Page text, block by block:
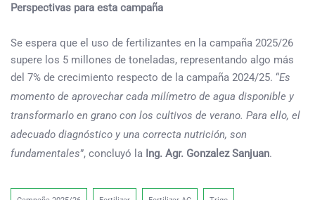
Perspectivas para esta campaña
Se espera que el uso de fertilizantes en la campaña 2025/26
supere los 5 millones de toneladas, representando algo más
del 7% de crecimiento respecto de la campaña 2024/25. “Es
momento de aprovechar cada milímetro de agua disponible y
transformarlo en grano con los cultivos de verano. Para ello, el
adecuado diagnóstico y una correcta nutrición, son
fundamentales”, concluyó la Ing. Agr. Gonzalez Sanjuan.